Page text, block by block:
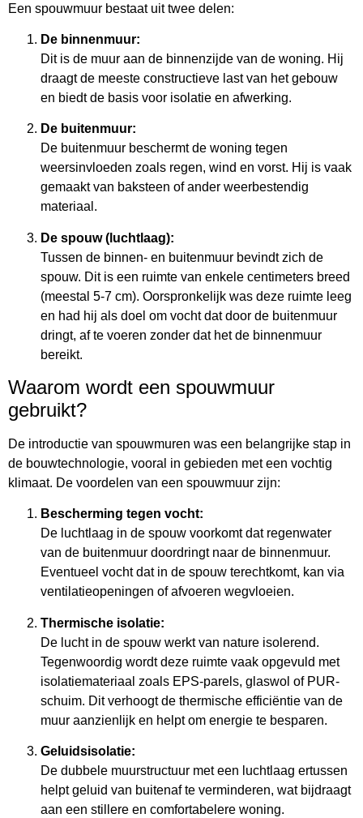
Een spouwmuur bestaat uit twee delen:
De binnenmuur:
Dit is de muur aan de binnenzijde van de woning. Hij
draagt de meeste constructieve last van het gebouw
en biedt de basis voor isolatie en afwerking.
De buitenmuur:
De buitenmuur beschermt de woning tegen
weersinvloeden zoals regen, wind en vorst. Hij is vaak
gemaakt van baksteen of ander weerbestendig
materiaal.
De spouw (luchtlaag):
Tussen de binnen- en buitenmuur bevindt zich de
spouw. Dit is een ruimte van enkele centimeters breed
(meestal 5-7 cm). Oorspronkelijk was deze ruimte leeg
en had hij als doel om vocht dat door de buitenmuur
dringt, af te voeren zonder dat het de binnenmuur
bereikt.
Waarom wordt een spouwmuur
gebruikt?
De introductie van spouwmuren was een belangrijke stap in
de bouwtechnologie, vooral in gebieden met een vochtig
klimaat. De voordelen van een spouwmuur zijn:
Bescherming tegen vocht:
De luchtlaag in de spouw voorkomt dat regenwater
van de buitenmuur doordringt naar de binnenmuur.
Eventueel vocht dat in de spouw terechtkomt, kan via
ventilatieopeningen of afvoeren wegvloeien.
Thermische isolatie:
De lucht in de spouw werkt van nature isolerend.
Tegenwoordig wordt deze ruimte vaak opgevuld met
isolatiemateriaal zoals EPS-parels, glaswol of PUR-
schuim. Dit verhoogt de thermische efficiëntie van de
muur aanzienlijk en helpt om energie te besparen.
Geluidsisolatie:
De dubbele muurstructuur met een luchtlaag ertussen
helpt geluid van buitenaf te verminderen, wat bijdraagt
aan een stillere en comfortabelere woning.